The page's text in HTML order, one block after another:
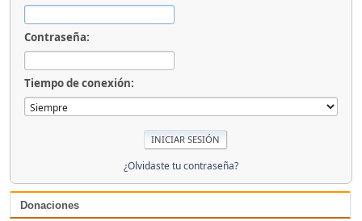
Donaciones
Contraseña:
Tiempo de conexión:
¿Olvidaste tu contraseña?